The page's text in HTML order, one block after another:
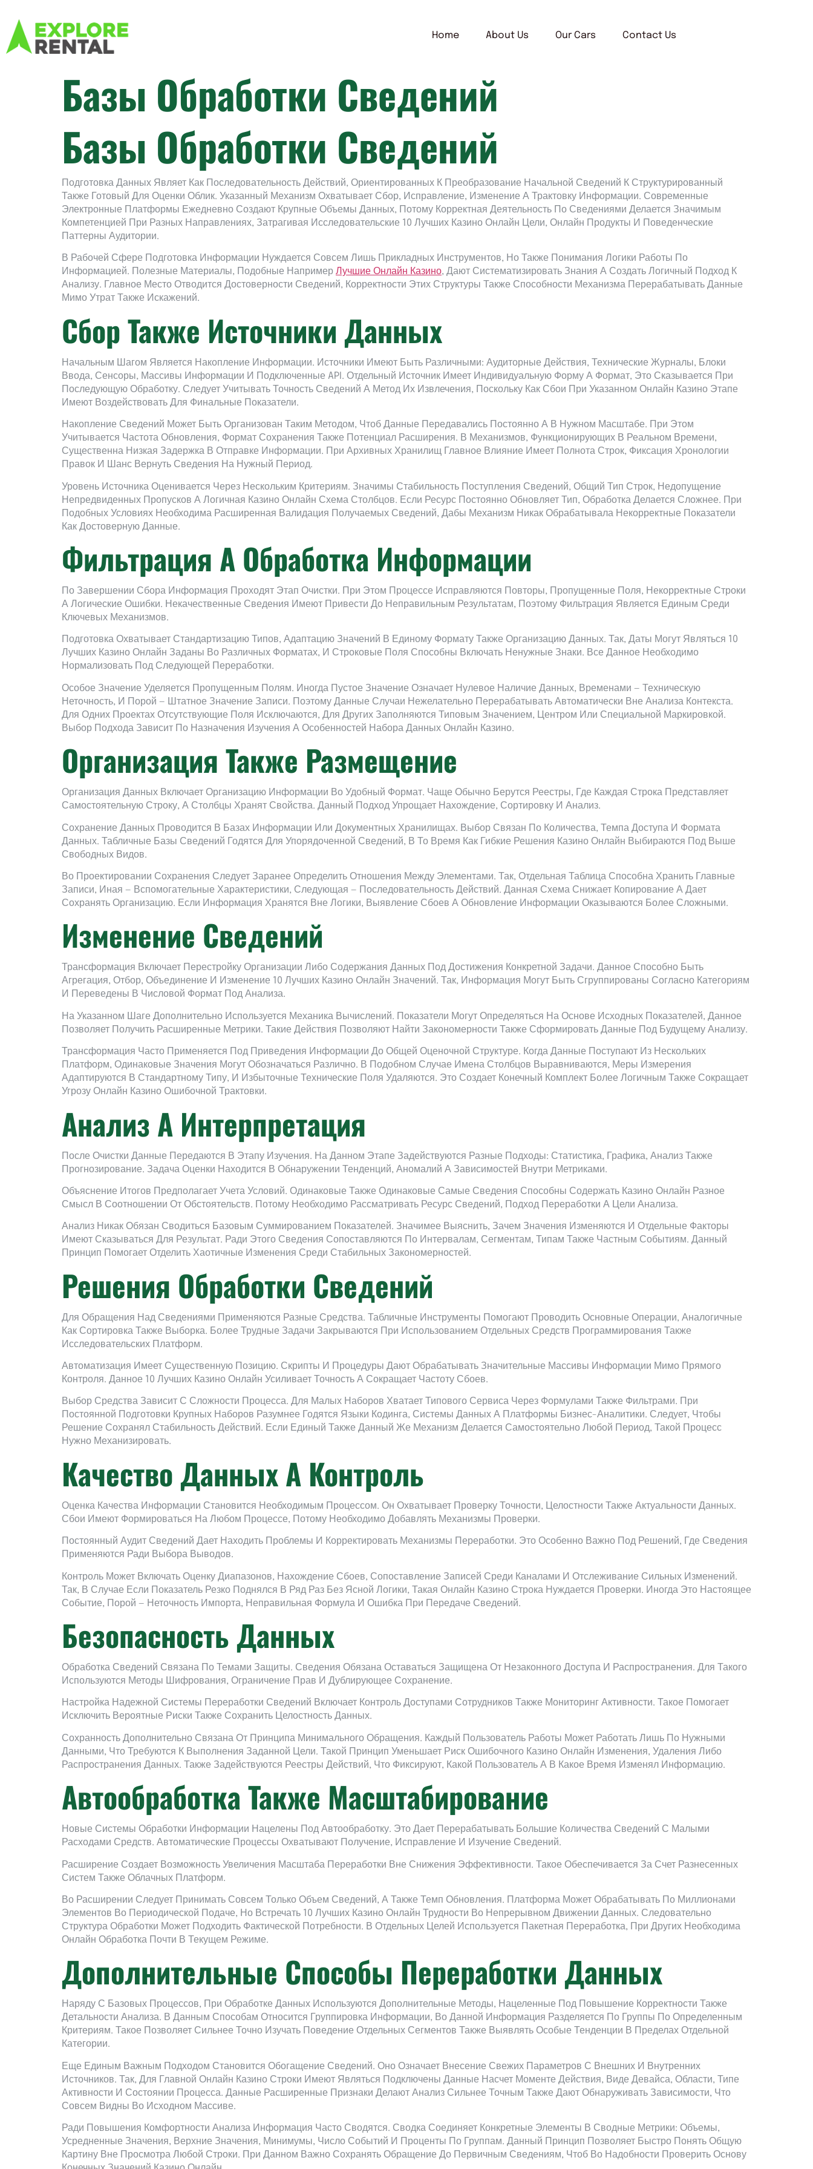
Home About Us Our Cars Contact Us
Базы Обработки Сведений
Базы Обработки Сведений
Подготовка Данных Являет Как Последовательность Действий, Ориентированных К Преобразование Начальной Сведений К Структурированный
Также Готовый Для Оценки Облик. Указанный Механизм Охватывает Сбор, Исправление, Изменение А Трактовку Информации. Современные
Электронные Платформы Ежедневно Создают Крупные Объемы Данных, Потому Корректная Деятельность По Сведениями Делается Значимым
Компетенцией При Разных Направлениях, Затрагивая Исследовательские 10 Лучших Казино Онлайн Цели, Онлайн Продукты И Поведенческие
Паттерны Аудитории.
В Рабочей Сфере Подготовка Информации Нуждается Совсем Лишь Прикладных Инструментов, Но Также Понимания Логики Работы По
Информацией. Полезные Материалы, Подобные Например Лучшие Онлайн Казино, Дают Систематизировать Знания А Создать Логичный Подход К
Анализу. Главное Место Отводится Достоверности Сведений, Корректности Этих Структуры Также Способности Механизма Перерабатывать Данные
Мимо Утрат Также Искажений.
Сбор Также Источники Данных
Начальным Шагом Является Накопление Информации. Источники Имеют Быть Различными: Аудиторные Действия, Технические Журналы, Блоки
Ввода, Сенсоры, Массивы Информации И Подключенные API. Отдельный Источник Имеет Индивидуальную Форму А Формат, Это Сказывается При
Последующую Обработку. Следует Учитывать Точность Сведений А Метод Их Извлечения, Поскольку Как Сбои При Указанном Онлайн Казино Этапе
Имеют Воздействовать Для Финальные Показатели.
Накопление Сведений Может Быть Организован Таким Методом, Чтоб Данные Передавались Постоянно А В Нужном Масштабе. При Этом
Учитывается Частота Обновления, Формат Сохранения Также Потенциал Расширения. В Механизмов, Функционирующих В Реальном Времени,
Существенна Низкая Задержка В Отправке Информации. При Архивных Хранилищ Главное Влияние Имеет Полнота Строк, Фиксация Хронологии
Правок И Шанс Вернуть Сведения На Нужный Период.
Уровень Источника Оценивается Через Нескольким Критериям. Значимы Стабильность Поступления Сведений, Общий Тип Строк, Недопущение
Непредвиденных Пропусков А Логичная Казино Онлайн Схема Столбцов. Если Ресурс Постоянно Обновляет Тип, Обработка Делается Сложнее. При
Подобных Условиях Необходима Расширенная Валидация Получаемых Сведений, Дабы Механизм Никак Обрабатывала Некорректные Показатели
Как Достоверную Данные.
Фильтрация А Обработка Информации
По Завершении Сбора Информация Проходят Этап Очистки. При Этом Процессе Исправляются Повторы, Пропущенные Поля, Некорректные Строки
А Логические Ошибки. Некачественные Сведения Имеют Привести До Неправильным Результатам, Поэтому Фильтрация Является Единым Среди
Ключевых Механизмов.
Подготовка Охватывает Стандартизацию Типов, Адаптацию Значений В Единому Формату Также Организацию Данных. Так, Даты Могут Являться 10
Лучших Казино Онлайн Заданы Во Различных Форматах, И Строковые Поля Способны Включать Ненужные Знаки. Все Данное Необходимо
Нормализовать Под Следующей Переработки.
Особое Значение Уделяется Пропущенным Полям. Иногда Пустое Значение Означает Нулевое Наличие Данных, Временами — Техническую
Неточность, И Порой — Штатное Значение Записи. Поэтому Данные Случаи Нежелательно Перерабатывать Автоматически Вне Анализа Контекста.
Для Одних Проектах Отсутствующие Поля Исключаются, Для Других Заполняются Типовым Значением, Центром Или Специальной Маркировкой.
Выбор Подхода Зависит По Назначения Изучения А Особенностей Набора Данных Онлайн Казино.
Организация Также Размещение
Организация Данных Включает Организацию Информации Во Удобный Формат. Чаще Обычно Берутся Реестры, Где Каждая Строка Представляет
Самостоятельную Строку, А Столбцы Хранят Свойства. Данный Подход Упрощает Нахождение, Сортировку И Анализ.
Сохранение Данных Проводится В Базах Информации Или Документных Хранилищах. Выбор Связан По Количества, Темпа Доступа И Формата
Данных. Табличные Базы Сведений Годятся Для Упорядоченной Сведений, В То Время Как Гибкие Решения Казино Онлайн Выбираются Под Выше
Свободных Видов.
Во Проектировании Сохранения Следует Заранее Определить Отношения Между Элементами. Так, Отдельная Таблица Способна Хранить Главные
Записи, Иная — Вспомогательные Характеристики, Следующая — Последовательность Действий. Данная Схема Снижает Копирование А Дает
Сохранять Организацию. Если Информация Хранятся Вне Логики, Выявление Сбоев А Обновление Информации Оказываются Более Сложными.
Изменение Сведений
Трансформация Включает Перестройку Организации Либо Содержания Данных Под Достижения Конкретной Задачи. Данное Способно Быть
Агрегация, Отбор, Объединение И Изменение 10 Лучших Казино Онлайн Значений. Так, Информация Могут Быть Сгруппированы Согласно Категориям
И Переведены В Числовой Формат Под Анализа.
На Указанном Шаге Дополнительно Используется Механика Вычислений. Показатели Могут Определяться На Основе Исходных Показателей, Данное
Позволяет Получить Расширенные Метрики. Такие Действия Позволяют Найти Закономерности Также Сформировать Данные Под Будущему Анализу.
Трансформация Часто Применяется Под Приведения Информации До Общей Оценочной Структуре. Когда Данные Поступают Из Нескольких
Платформ, Одинаковые Значения Могут Обозначаться Различно. В Подобном Случае Имена Столбцов Выравниваются, Меры Измерения
Адаптируются В Стандартному Типу, И Избыточные Технические Поля Удаляются. Это Создает Конечный Комплект Более Логичным Также Сокращает
Угрозу Онлайн Казино Ошибочной Трактовки.
Анализ А Интерпретация
После Очистки Данные Передаются В Этапу Изучения. На Данном Этапе Задействуются Разные Подходы: Статистика, Графика, Анализ Также
Прогнозирование. Задача Оценки Находится В Обнаружении Тенденций, Аномалий А Зависимостей Внутри Метриками.
Объяснение Итогов Предполагает Учета Условий. Одинаковые Также Одинаковые Самые Сведения Способны Содержать Казино Онлайн Разное
Смысл В Соотношении От Обстоятельств. Потому Необходимо Рассматривать Ресурс Сведений, Подход Переработки А Цели Анализа.
Анализ Никак Обязан Сводиться Базовым Суммированием Показателей. Значимее Выяснить, Зачем Значения Изменяются И Отдельные Факторы
Имеют Сказываться Для Результат. Ради Этого Сведения Сопоставляются По Интервалам, Сегментам, Типам Также Частным Событиям. Данный
Принцип Помогает Отделить Хаотичные Изменения Среди Стабильных Закономерностей.
Решения Обработки Сведений
Для Обращения Над Сведениями Применяются Разные Средства. Табличные Инструменты Помогают Проводить Основные Операции, Аналогичные
Как Сортировка Также Выборка. Более Трудные Задачи Закрываются При Использованием Отдельных Средств Программирования Также
Исследовательских Платформ.
Автоматизация Имеет Существенную Позицию. Скрипты И Процедуры Дают Обрабатывать Значительные Массивы Информации Мимо Прямого
Контроля. Данное 10 Лучших Казино Онлайн Усиливает Точность А Сокращает Частоту Сбоев.
Выбор Средства Зависит С Сложности Процесса. Для Малых Наборов Хватает Типового Сервиса Через Формулами Также Фильтрами. При
Постоянной Подготовки Крупных Наборов Разумнее Годятся Языки Кодинга, Системы Данных А Платформы Бизнес-Аналитики. Следует, Чтобы
Решение Сохранял Стабильность Действий. Если Единый Также Данный Же Механизм Делается Самостоятельно Любой Период, Такой Процесс
Нужно Механизировать.
Качество Данных А Контроль
Оценка Качества Информации Становится Необходимым Процессом. Он Охватывает Проверку Точности, Целостности Также Актуальности Данных.
Сбои Имеют Формироваться На Любом Процессе, Потому Необходимо Добавлять Механизмы Проверки.
Постоянный Аудит Сведений Дает Находить Проблемы И Корректировать Механизмы Переработки. Это Особенно Важно Под Решений, Где Сведения
Применяются Ради Выбора Выводов.
Контроль Может Включать Оценку Диапазонов, Нахождение Сбоев, Сопоставление Записей Среди Каналами И Отслеживание Сильных Изменений.
Так, В Случае Если Показатель Резко Поднялся В Ряд Раз Без Ясной Логики, Такая Онлайн Казино Строка Нуждается Проверки. Иногда Это Настоящее
Событие, Порой — Неточность Импорта, Неправильная Формула И Ошибка При Передаче Сведений.
Безопасность Данных
Обработка Сведений Связана По Темами Защиты. Сведения Обязана Оставаться Защищена От Незаконного Доступа И Распространения. Для Такого
Используются Методы Шифрования, Ограничение Прав И Дублирующее Сохранение.
Настройка Надежной Системы Переработки Сведений Включает Контроль Доступами Сотрудников Также Мониторинг Активности. Такое Помогает
Исключить Вероятные Риски Также Сохранить Целостность Данных.
Сохранность Дополнительно Связана От Принципа Минимального Обращения. Каждый Пользователь Работы Может Работать Лишь По Нужными
Данными, Что Требуются К Выполнения Заданной Цели. Такой Принцип Уменьшает Риск Ошибочного Казино Онлайн Изменения, Удаления Либо
Распространения Данных. Также Задействуются Реестры Действий, Что Фиксируют, Какой Пользователь А В Какое Время Изменял Информацию.
Автообработка Также Масштабирование
Новые Системы Обработки Информации Нацелены Под Автообработку. Это Дает Перерабатывать Большие Количества Сведений С Малыми
Расходами Средств. Автоматические Процессы Охватывают Получение, Исправление И Изучение Сведений.
Расширение Создает Возможность Увеличения Масштаба Переработки Вне Снижения Эффективности. Такое Обеспечивается За Счет Разнесенных
Систем Также Облачных Платформ.
Во Расширении Следует Принимать Совсем Только Объем Сведений, А Также Темп Обновления. Платформа Может Обрабатывать По Миллионами
Элементов Во Периодической Подаче, Но Встречать 10 Лучших Казино Онлайн Трудности Во Непрерывном Движении Данных. Следовательно
Структура Обработки Может Подходить Фактической Потребности. В Отдельных Целей Используется Пакетная Переработка, При Других Необходима
Онлайн Обработка Почти В Текущем Режиме.
Дополнительные Способы Переработки Данных
Наряду С Базовых Процессов, При Обработке Данных Используются Дополнительные Методы, Нацеленные Под Повышение Корректности Также
Детальности Анализа. В Данным Способам Относится Группировка Информации, Во Данной Информация Разделяется По Группы По Определенным
Критериям. Такое Позволяет Сильнее Точно Изучать Поведение Отдельных Сегментов Также Выявлять Особые Тенденции В Пределах Отдельной
Категории.
Еще Единым Важным Подходом Становится Обогащение Сведений. Оно Означает Внесение Свежих Параметров С Внешних И Внутренних
Источников. Так, Для Главной Онлайн Казино Строки Имеют Являться Подключены Данные Насчет Моменте Действия, Виде Девайса, Области, Типе
Активности И Состоянии Процесса. Данные Расширенные Признаки Делают Анализ Сильнее Точным Также Дают Обнаруживать Зависимости, Что
Совсем Видны Во Исходном Массиве.
Ради Повышения Комфортности Анализа Информация Часто Сводятся. Сводка Соединяет Конкретные Элементы В Сводные Метрики: Объемы,
Усредненные Значения, Верхние Значения, Минимумы, Число Событий И Проценты По Группам. Данный Принцип Позволяет Быстро Понять Общую
Картину Вне Просмотра Любой Строки. При Данном Важно Сохранять Обращение До Первичным Сведениям, Чтоб Во Надобности Проверить Основу